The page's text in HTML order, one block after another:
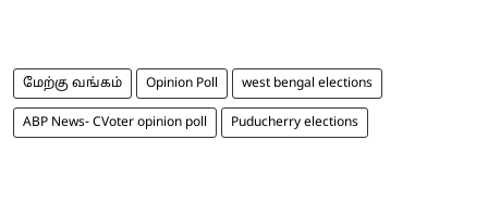
மேற்கு வங்கம் Opinion Poll west bengal elections
ABP News- CVoter opinion poll Puducherry elections